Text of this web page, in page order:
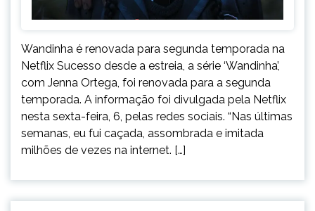
Wandinha é renovada para segunda temporada na
Netflix Sucesso desde a estreia, a série ‘Wandinha’,
com Jenna Ortega, foi renovada para a segunda
temporada. A informação foi divulgada pela Netflix
nesta sexta-feira, 6, pelas redes sociais. “Nas últimas
semanas, eu fui caçada, assombrada e imitada
milhões de vezes na internet. […]